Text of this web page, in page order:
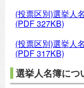
(投票区別)選挙人
(PDF 327KB)
(投票区別)選挙人
(PDF 317KB)
選挙人名簿につ